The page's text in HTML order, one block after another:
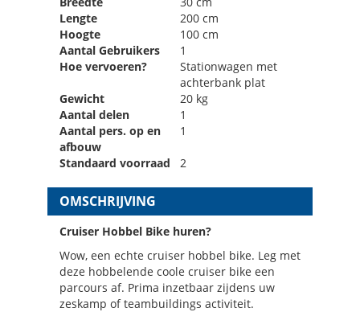
Lengte
200 cm
Hoogte
100 cm
Aantal Gebruikers
1
Hoe vervoeren?
Stationwagen met
achterbank plat
Gewicht
20 kg
Aantal delen
1
Aantal pers. op en
afbouw
1
Standaard voorraad 2
OMSCHRIJVING
Cruiser Hobbel Bike huren?
Wow, een echte cruiser hobbel bike. Leg met
deze hobbelende coole cruiser bike een
parcours af. Prima inzetbaar zijdens uw
zeskamp of teambuildings activiteit.